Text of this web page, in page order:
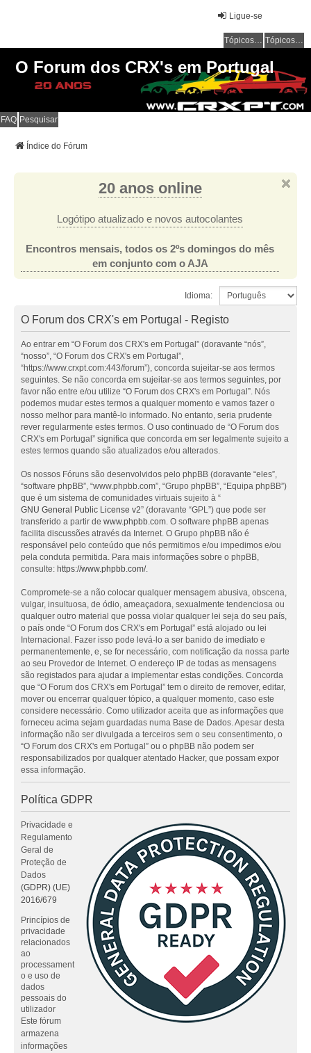
Ligue-se
Tópicos sem resposta Tópicos ativos
O Forum dos CRX's em Portugal
FAQ Pesquisar
Índice do Fórum
20 anos online
Logótipo atualizado e novos autocolantes
Encontros mensais, todos os 2ºs domingos do mês
em conjunto com o AJA
Idioma:
O Forum dos CRX's em Portugal - Registo
Ao entrar em “O Forum dos CRX's em Portugal” (doravante “nós”,
“nosso”, “O Forum dos CRX's em Portugal”,
“https://www.crxpt.com:443/forum”), concorda sujeitar-se aos termos
seguintes. Se não concorda em sujeitar-se aos termos seguintes, por
favor não entre e/ou utilize “O Forum dos CRX's em Portugal”. Nós
podemos mudar estes termos a qualquer momento e vamos fazer o
nosso melhor para mantê-lo informado. No entanto, seria prudente
rever regularmente estes termos. O uso continuado de “O Forum dos
CRX's em Portugal” significa que concorda em ser legalmente sujeito a
estes termos quando são atualizados e/ou alterados.
Os nossos Fóruns são desenvolvidos pelo phpBB (doravante “eles”,
“software phpBB”, “www.phpbb.com”, “Grupo phpBB”, “Equipa phpBB”)
que é um sistema de comunidades virtuais sujeito à “
GNU General Public License v2” (doravante “GPL”) que pode ser
transferido a partir de www.phpbb.com. O software phpBB apenas
facilita discussões através da Internet. O Grupo phpBB não é
responsável pelo conteúdo que nós permitimos e/ou impedimos e/ou
pela conduta permitida. Para mais informações sobre o phpBB,
consulte: https://www.phpbb.com/.
Compromete-se a não colocar qualquer mensagem abusiva, obscena,
vulgar, insultuosa, de ódio, ameaçadora, sexualmente tendenciosa ou
qualquer outro material que possa violar qualquer lei seja do seu país,
o país onde “O Forum dos CRX's em Portugal” está alojado ou lei
Internacional. Fazer isso pode levá-lo a ser banido de imediato e
permanentemente, e, se for necessário, com notificação da nossa parte
ao seu Provedor de Internet. O endereço IP de todas as mensagens
são registados para ajudar a implementar estas condições. Concorda
que “O Forum dos CRX's em Portugal” tem o direito de remover, editar,
mover ou encerrar qualquer tópico, a qualquer momento, caso este
considere necessário. Como utilizador aceita que as informações que
forneceu acima sejam guardadas numa Base de Dados. Apesar desta
informação não ser divulgada a terceiros sem o seu consentimento, o
“O Forum dos CRX's em Portugal” ou o phpBB não podem ser
responsabilizados por qualquer atentado Hacker, que possam expor
essa informação.
Política GDPR
Privacidade e
Regulamento
Geral de
Proteção de
Dados
(GDPR) (UE)
2016/679
Princípios de
privacidade
relacionados
ao
processament
o e uso de
dados
pessoais do
utilizador
Este fórum
armazena
informações